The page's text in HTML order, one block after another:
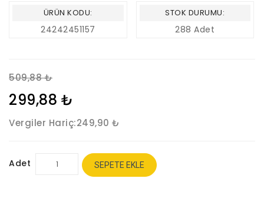
ÜRÜN KODU:
24242451157
STOK DURUMU:
288 Adet
509,88 ₺
299,88 ₺
Vergiler Hariç:249,90 ₺
Adet SEPETE EKLE